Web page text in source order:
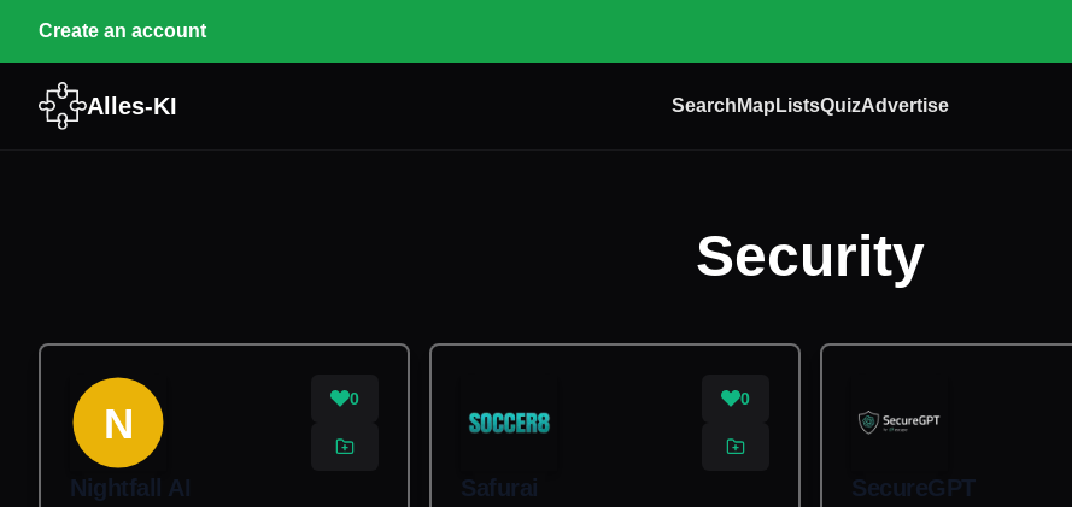
Create an account
Alles-KI Search Map ListsQuizAdvertise
Security
N
0
Nightfall AI
0
Safurai SecureGPT